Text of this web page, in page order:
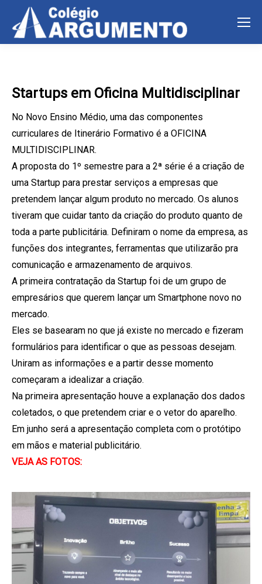
Startups em Oficina Multidisciplinar
No Novo Ensino Médio, uma das componentes
curriculares de Itinerário Formativo é a OFICINA
MULTIDISCIPLINAR.
A proposta do 1º semestre para a 2ª série é a criação de
uma Startup para prestar serviços a empresas que
pretendem lançar algum produto no mercado. Os alunos
tiveram que cuidar tanto da criação do produto quanto de
toda a parte publicitária. Definiram o nome da empresa, as
funções dos integrantes, ferramentas que utilizarão pra
comunicação e armazenamento de arquivos.
A primeira contratação da Startup foi de um grupo de
empresários que querem lançar um Smartphone novo no
mercado.
Eles se basearam no que já existe no mercado e fizeram
formulários para identificar o que as pessoas desejam.
Uniram as informações e a partir desse momento
começaram a idealizar a criação.
Na primeira apresentação houve a explanação dos dados
coletados, o que pretendem criar e o vetor do aparelho.
Em junho será a apresentação completa com o protótipo
em mãos e material publicitário.
VEJA AS FOTOS: